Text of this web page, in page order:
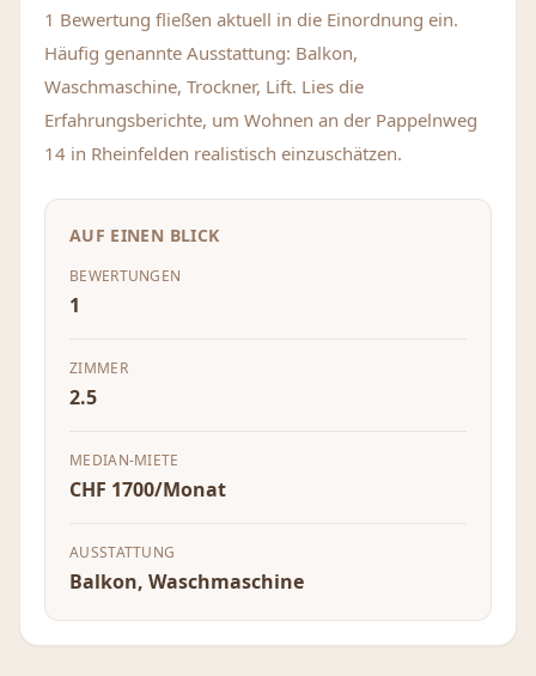
1 Bewertung fließen aktuell in die Einordnung ein.
Häufig genannte Ausstattung: Balkon,
Waschmaschine, Trockner, Lift. Lies die
Erfahrungsberichte, um Wohnen an der Pappelnweg
14 in Rheinfelden realistisch einzuschätzen.
AUF EINEN BLICK
BEWERTUNGEN
1
ZIMMER
2.5
MEDIAN-MIETE
CHF 1700/Monat
AUSSTATTUNG
Balkon, Waschmaschine